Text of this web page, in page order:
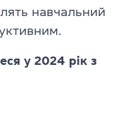
навчальний
у 2024 рік з